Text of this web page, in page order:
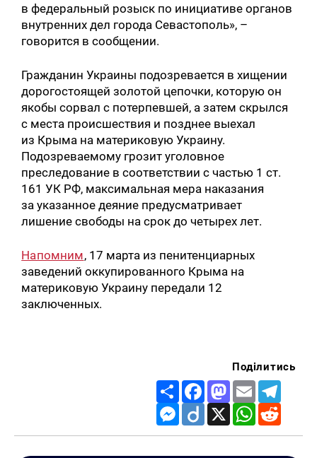
в федеральный розыск по инициативе органов
внутренних дел города Севастополь», –
говорится в сообщении.
Гражданин Украины подозревается в хищении
дорогостоящей золотой цепочки, которую он
якобы сорвал с потерпевшей, а затем скрылся
с места происшествия и позднее выехал
из Крыма на материковую Украину.
Подозреваемому грозит уголовное
преследование в соответствии с частью 1 ст.
161 УК РФ, максимальная мера наказания
за указанное деяние предусматривает
лишение свободы на срок до четырех лет.
Напомним, 17 марта из пенитенциарных
заведений оккупированного Крыма на
материковую Украину передали 12
заключенных.
Поділитись
Share FacebookMastodon
Email
Messenger
Diigo X WhatsApp